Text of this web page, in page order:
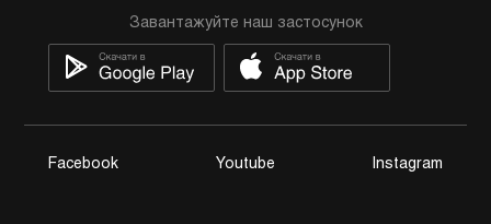
Завантажуйте наш застосунок
Facebook Youtube Instagram